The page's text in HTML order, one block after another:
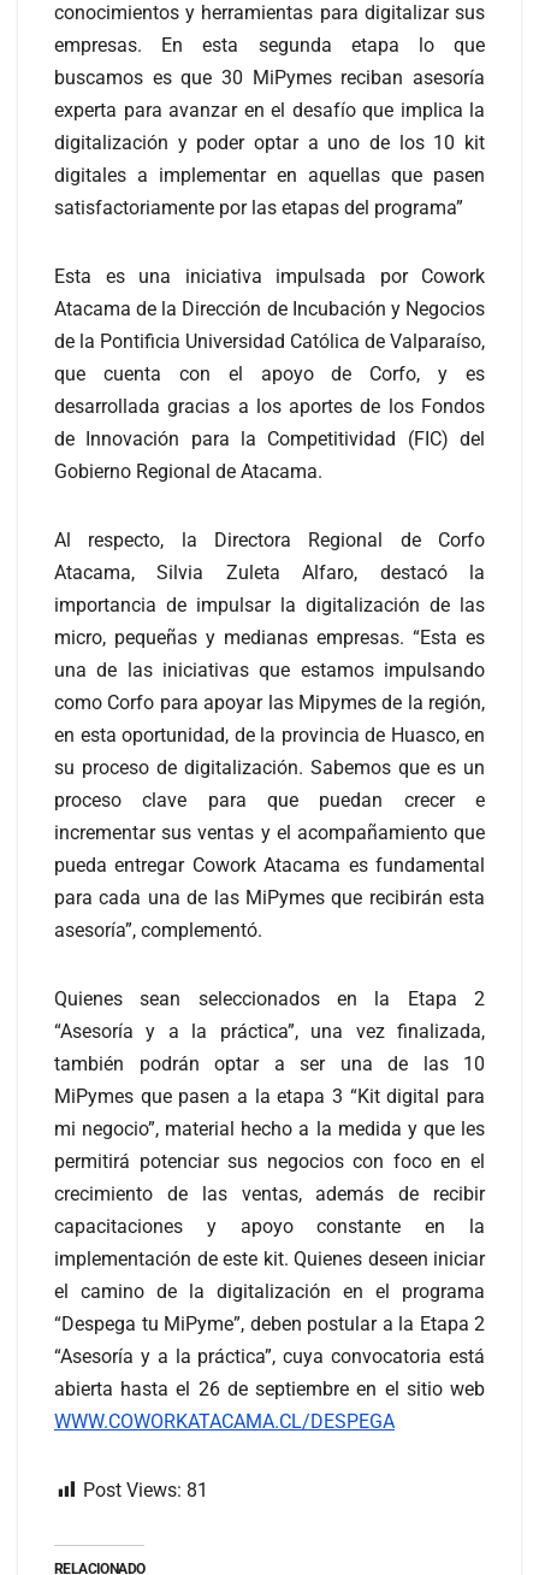
conocimientos y herramientas para digitalizar sus
empresas. En esta segunda etapa lo que
buscamos es que 30 MiPymes reciban asesoría
experta para avanzar en el desafío que implica la
digitalización y poder optar a uno de los 10 kit
digitales a implementar en aquellas que pasen
satisfactoriamente por las etapas del programa”
Esta es una iniciativa impulsada por Cowork
Atacama de la Dirección de Incubación y Negocios
de la Pontificia Universidad Católica de Valparaíso,
que cuenta con el apoyo de Corfo, y es
desarrollada gracias a los aportes de los Fondos
de Innovación para la Competitividad (FIC) del
Gobierno Regional de Atacama.
Al respecto, la Directora Regional de Corfo
Atacama, Silvia Zuleta Alfaro, destacó la
importancia de impulsar la digitalización de las
micro, pequeñas y medianas empresas. “Esta es
una de las iniciativas que estamos impulsando
como Corfo para apoyar las Mipymes de la región,
en esta oportunidad, de la provincia de Huasco, en
su proceso de digitalización. Sabemos que es un
proceso clave para que puedan crecer e
incrementar sus ventas y el acompañamiento que
pueda entregar Cowork Atacama es fundamental
para cada una de las MiPymes que recibirán esta
asesoría”, complementó.
Quienes sean seleccionados en la Etapa 2
“Asesoría y a la práctica”, una vez finalizada,
también podrán optar a ser una de las 10
MiPymes que pasen a la etapa 3 “Kit digital para
mi negocio”, material hecho a la medida y que les
permitirá potenciar sus negocios con foco en el
crecimiento de las ventas, además de recibir
capacitaciones y apoyo constante en la
implementación de este kit. Quienes deseen iniciar
el camino de la digitalización en el programa
“Despega tu MiPyme”, deben postular a la Etapa 2
“Asesoría y a la práctica”, cuya convocatoria está
abierta hasta el 26 de septiembre en el sitio web
WWW.COWORKATACAMA.CL/DESPEGA
Post Views: 81
RELACIONADO